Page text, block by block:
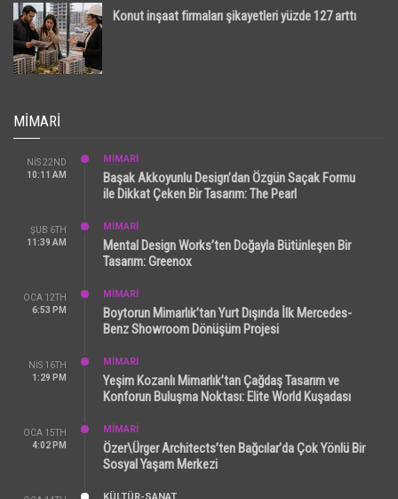
Konut inşaat firmaları şikayetleri yüzde 127 arttı
MIMARI
NIS 22ND
10:11 AM
MİMARİ
Başak Akkoyunlu Design’dan Özgün Saçak Formu
ile Dikkat Çeken Bir Tasarım: The Pearl
ŞUB 6TH
11:39 AM
MİMARİ
Mental Design Works’ten Doğayla Bütünleşen Bir
Tasarım: Greenox
OCA 12TH
6:53 PM
MİMARİ
Boytorun Mimarlık’tan Yurt Dışında İlk Mercedes-
Benz Showroom Dönüşüm Projesi
NIS 16TH
1:29 PM
MİMARİ
Yeşim Kozanlı Mimarlık’tan Çağdaş Tasarım ve
Konforun Buluşma Noktası: Elite World Kuşadası
OCA 15TH
4:02 PM
MİMARİ
Özer\Ürger Architects’ten Bağcılar’da Çok Yönlü Bir
Sosyal Yaşam Merkezi
KÜLTÜR-SANAT